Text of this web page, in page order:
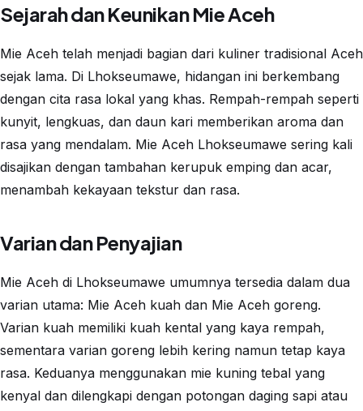
Sejarah dan Keunikan Mie Aceh
Mie Aceh telah menjadi bagian dari kuliner tradisional Aceh
sejak lama. Di Lhokseumawe, hidangan ini berkembang
dengan cita rasa lokal yang khas. Rempah-rempah seperti
kunyit, lengkuas, dan daun kari memberikan aroma dan
rasa yang mendalam. Mie Aceh Lhokseumawe sering kali
disajikan dengan tambahan kerupuk emping dan acar,
menambah kekayaan tekstur dan rasa.
Varian dan Penyajian
Mie Aceh di Lhokseumawe umumnya tersedia dalam dua
varian utama: Mie Aceh kuah dan Mie Aceh goreng.
Varian kuah memiliki kuah kental yang kaya rempah,
sementara varian goreng lebih kering namun tetap kaya
rasa. Keduanya menggunakan mie kuning tebal yang
kenyal dan dilengkapi dengan potongan daging sapi atau